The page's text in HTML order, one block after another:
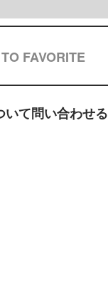
FAVORITE
いて問い合わせる